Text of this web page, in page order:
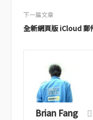
下一篇文章
全新網頁版 iCloud 郵
Brian Fang